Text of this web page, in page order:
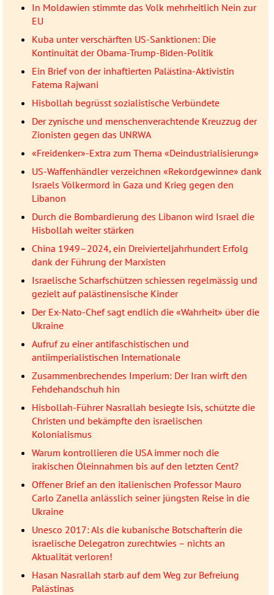
In Moldawien stimmte das Volk mehrheitlich Nein zur
EU
Kuba unter verschärften US-Sanktionen: Die
Kontinuität der Obama-Trump-Biden-Politik
Ein Brief von der inhaftierten Palästina-Aktivistin
Fatema Rajwani
Hisbollah begrüsst sozialistische Verbündete
Der zynische und menschenverachtende Kreuzzug der
Zionisten gegen das UNRWA
«Freidenker»-Extra zum Thema «Deindustrialisierung»
US-Waffenhändler verzeichnen «Rekordgewinne» dank
Israels Völkermord in Gaza und Krieg gegen den
Libanon
Durch die Bombardierung des Libanon wird Israel die
Hisbollah weiter stärken
China 1949–2024, ein Dreivierteljahrhundert Erfolg
dank der Führung der Marxisten
Israelische Scharfschützen schiessen regelmässig und
gezielt auf palästinensische Kinder
Der Ex-Nato-Chef sagt endlich die «Wahrheit» über die
Ukraine
Aufruf zu einer antifaschistischen und
antiimperialistischen Internationale
Zusammenbrechendes Imperium: Der Iran wirft den
Fehdehandschuh hin
Hisbollah-Führer Nasrallah besiegte Isis, schützte die
Christen und bekämpfte den israelischen
Kolonialismus
Warum kontrollieren die USA immer noch die
irakischen Öleinnahmen bis auf den letzten Cent?
Offener Brief an den italienischen Professor Mauro
Carlo Zanella anlässlich seiner jüngsten Reise in die
Ukraine
Unesco 2017: Als die kubanische Botschafterin die
israelische Delegatron zurechtwies – nichts an
Aktualität verloren!
Hasan Nasrallah starb auf dem Weg zur Befreiung
Palästinas